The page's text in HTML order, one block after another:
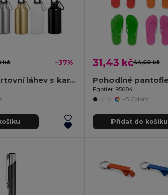
kč -37%
Hliníková sportovní láhev s karabinou 400 ml
31,43 kč44,60 kč
Egotier 95084
+5 Colors
Přidat do košíku